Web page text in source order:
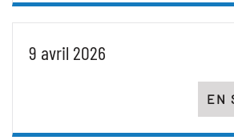
9 avril 2026
EN